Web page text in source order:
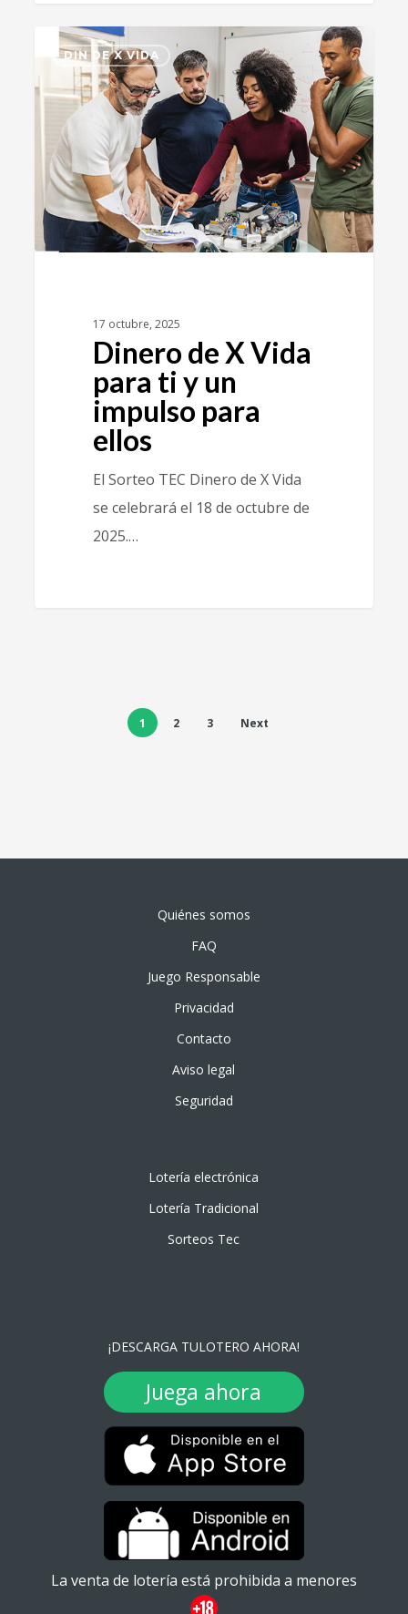
DIN DE X VIDA
17 octubre, 2025
Dinero de X Vida
para ti y un
impulso para
ellos
El Sorteo TEC Dinero de X Vida
se celebrará el 18 de octubre de
2025.…
4
1 2 3 Next
Quiénes somos
FAQ
Juego Responsable
Privacidad
Contacto
Aviso legal
Seguridad
Lotería electrónica
Lotería Tradicional
Sorteos Tec
¡DESCARGA TULOTERO AHORA!
Juega ahora
La venta de lotería está prohibida a menores